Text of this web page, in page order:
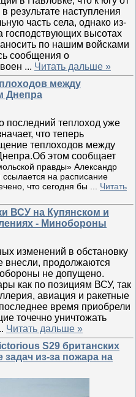
результате наступления
часть села, однако из-
господствующих высотах
по нашим войсками
сообщения о
... Читать дальше »
между
Днепра
последний теплоход уже
что теперь
теплоходов между
этом сообщает
правды» Александр
на расписание
что сегодня бы
Читать
ВСУ на Купянском и
- Минобороны
изменений в обстановку
внесли, продолжаются
не допущено.
как по позициям ВСУ, так
авиация и ракетные
время приобрели
точечно уничтожать
Читать дальше »
S29 британских
из-за пожара на